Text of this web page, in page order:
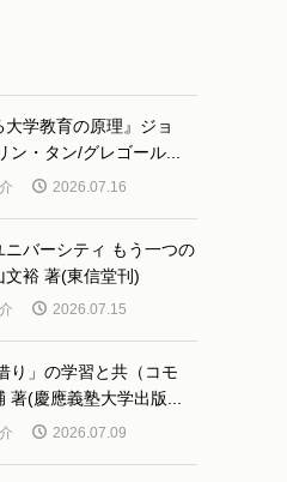
大学教育の原理』ジョ
ン・タン/グレゴール...
2026.07.16
ニバーシティ もう一つの
文裕 著(東信堂刊)
2026.07.15
り」の学習と共（コモ
著(慶應義塾大学出版...
2026.07.09